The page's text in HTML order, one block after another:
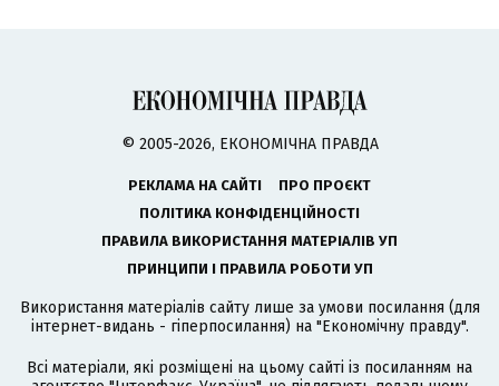
© 2005-2026, ЕКОНОМІЧНА ПРАВДА
РЕКЛАМА НА САЙТІ
ПРО ПРОЄКТ
ПОЛІТИКА КОНФІДЕНЦІЙНОСТІ
ПРАВИЛА ВИКОРИСТАННЯ МАТЕРІАЛІВ УП
ПРИНЦИПИ І ПРАВИЛА РОБОТИ УП
Використання матеріалів сайту лише за умови посилання (для
інтернет-видань - гіперпосилання) на "Економічну правду".
Всі матеріали, які розміщені на цьому сайті із посиланням на